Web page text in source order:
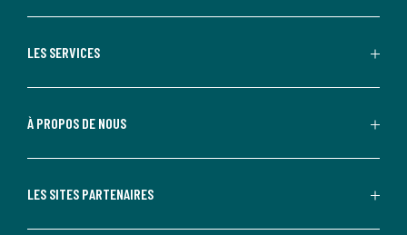
LES SERVICES
À PROPOS DE NOUS
LES SITES PARTENAIRES